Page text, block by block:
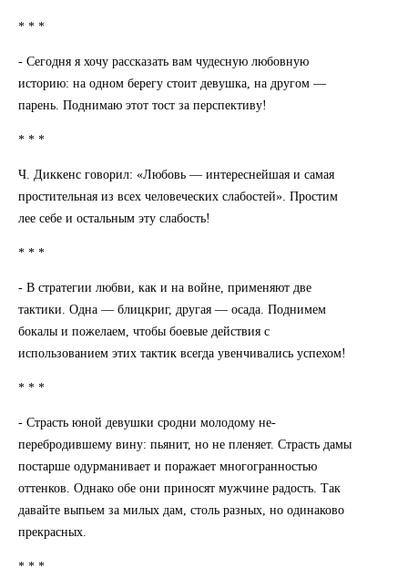
* * *
- Сегодня я хочу рассказать вам чудесную любовную
историю: на одном берегу стоит девушка, на другом —
парень. Поднимаю этот тост за перспективу!
* * *
Ч. Диккенс говорил: «Любовь — интереснейшая и самая
простительная из всех человеческих слабостей». Простим
лее себе и остальным эту слабость!
* * *
- В стратегии любви, как и на войне, применяют две
тактики. Одна — блицкриг, другая — осада. Поднимем
бокалы и пожелаем, чтобы боевые действия с
использованием этих тактик всегда увенчивались успехом!
* * *
- Страсть юной девушки сродни молодому не-
перебродившему вину: пьянит, но не пленяет. Страсть дамы
постарше одурманивает и поражает многогранностью
оттенков. Однако обе они приносят мужчине радость. Так
давайте выпьем за милых дам, столь разных, но одинаково
прекрасных.
* * *